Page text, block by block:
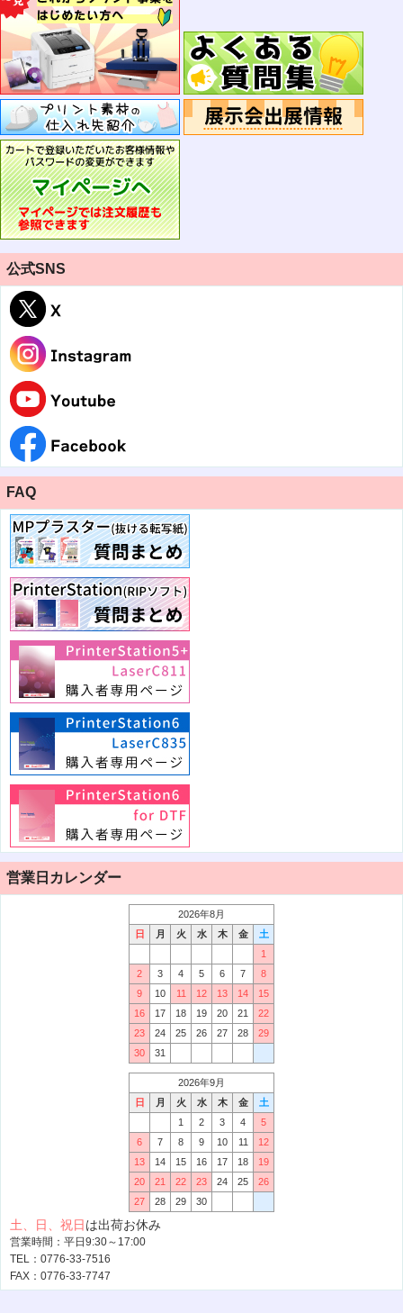
公式SNS
FAQ
営業日カレンダー
2026年8月
日
月 火 水 木 金
土
1
2
3 4 5 6 7
8
9
10 11 12 13 14
15
16
17 18 19 20 21
22
23
24 25 26 27 28
29
30
31
2026年9月
日
月 火 水 木 金
土
1
2 3 4
5
6
7 8 9 10 11
12
13
14 15 16 17 18
19
20
21 22 23 24 25
26
27
28 29 30
土、日、祝日は出荷お休み
営業時間：平日9:30～17:00
TEL：0776-33-7516
FAX：0776-33-7747